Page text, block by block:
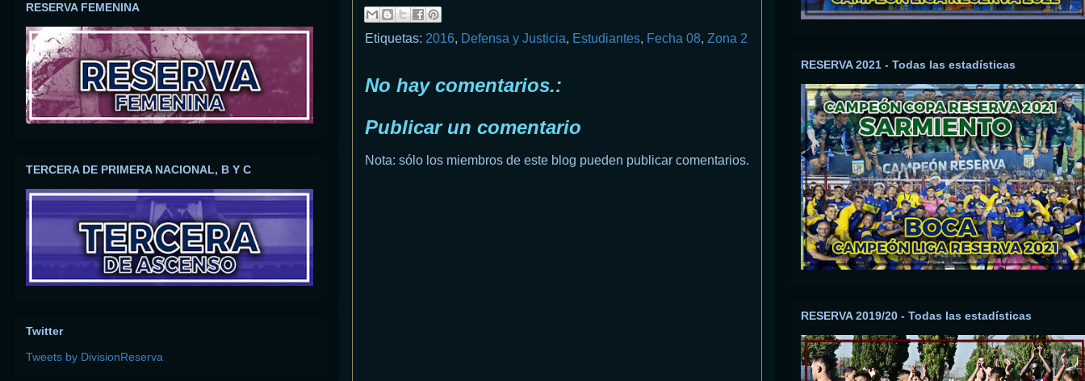
Etiquetas: 2016, Defensa y Justicia, Estudiantes, Fecha 08, Zona 2
No hay comentarios.:
Publicar un comentario
Nota: sólo los miembros de este blog pueden publicar comentarios.
RESERVA FEMENINA
TERCERA DE PRIMERA NACIONAL, B Y C
Twitter
Tweets by DivisionReserva
RESERVA 2021 - Todas las estadísticas
RESERVA 2019/20 - Todas las estadísticas